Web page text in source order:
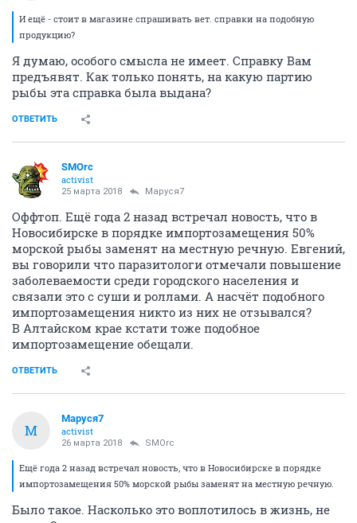
И ещё - стоит в магазине спрашивать вет. справки на подобную
продукцию?
Я думаю, особого смысла не имеет. Справку Вам
предъявят. Как только понять, на какую партию
рыбы эта справка была выдана?
ОТВЕТИТЬ
SMOrc
activist
25 марта 2018 Маруся7
Оффтоп. Ещё года 2 назад встречал новость, что в
Новосибирске в порядке импортозамещения 50%
морской рыбы заменят на местную речную. Евгений,
вы говорили что паразитологи отмечали повышение
заболеваемости среди городского населения и
связали это с суши и роллами. А насчёт подобного
импортозамещения никто из них не отзывался?
В Алтайском крае кстати тоже подобное
импортозамещение обещали.
ОТВЕТИТЬ
М
Маруся7
activist
26 марта 2018 SMOrc
Ещё года 2 назад встречал новость, что в Новосибирске в порядке
импортозамещения 50% морской рыбы заменят на местную речную.
Было такое. Насколько это воплотилось в жизнь, не